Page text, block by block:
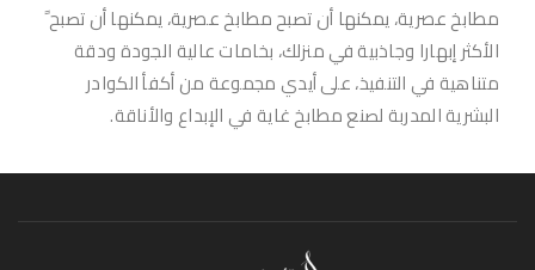
مطابخ عصرية، يمكنها أن تصبح مطابخ عصرية، يمكنها أن تصبح ً
الأكثر إبهارا وجاذبية في منزلك، بخامات عالية الجودة ودقة
متناهية في التنفيذ، على أيدي مجموعة من أكفأ الكوادر
البشرية المدربة لصنع مطابخ غاية في الإبداع والأناقة.